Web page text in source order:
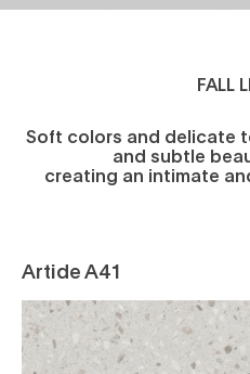
FALL
Soft colors and delicate
and subtle
creating an intimate
Artide A41